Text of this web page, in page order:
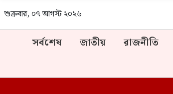
শুক্রবার, ০৭ আগস্ট ২০২৬
সর্বশেষ জাতীয় রাজনীতি